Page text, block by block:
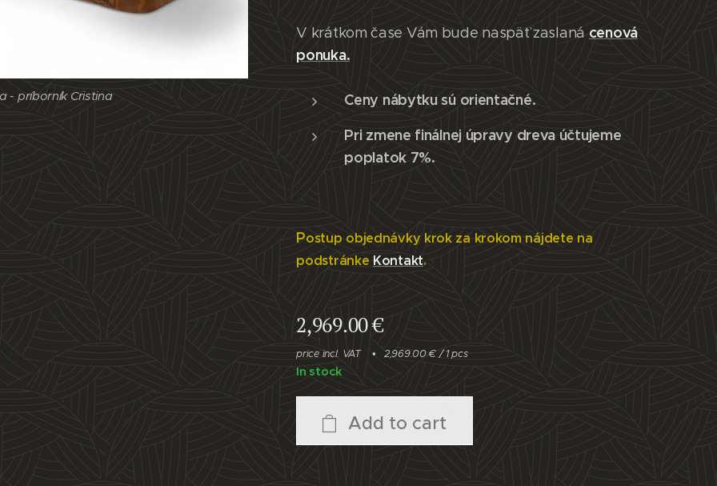
- príborník Cristina
- príborník Cristina
- príborník Cristina
V krátkom čase Vám bude naspäť zaslanácenová
ponuka.
Ceny nábytku sú orientačné.
Pri zmene finálnej úpravy dreva účtujeme
poplatok 7%.
Postup objednávky krok za krokom nájdete na
podstránke Kontakt.
2,969.00€
price incl. VAT 2,969.00 € / 1 pcs
In stock
Add to cart